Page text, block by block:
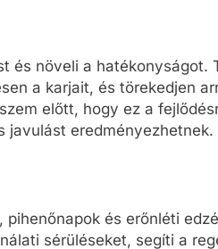
és növeli a hatékonyságot.
a karjait, és törekedjen
előtt, hogy ez a
javulást eredményezhetnek.
és erőnléti
sérüléseket, segíti a